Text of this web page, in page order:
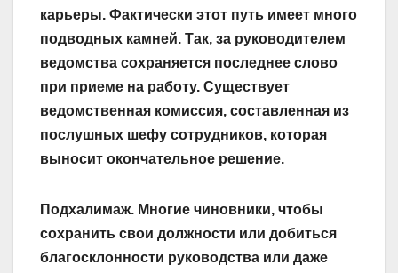
карьеры. Фактически этот путь имеет много
подводных камней. Так, за руководителем
ведомства сохраняется последнее слово
при приеме на работу. Существует
ведомственная комиссия, составленная из
послушных шефу сотрудников, которая
выносит окончательное решение.
Подхалимаж. Многие чиновники, чтобы
сохранить свои должности или добиться
благосклонности руководства или даже